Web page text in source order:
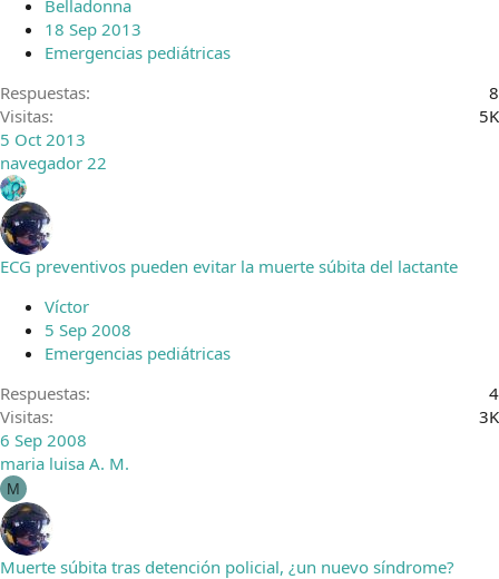
Belladonna
18 Sep 2013
Emergencias pediátricas
Respuestas
8
Visitas
5K
5 Oct 2013
navegador 22
ECG preventivos pueden evitar la muerte súbita del lactante
Víctor
5 Sep 2008
Emergencias pediátricas
Respuestas
4
Visitas
3K
6 Sep 2008
maria luisa A. M.
M
Muerte súbita tras detención policial, ¿un nuevo síndrome?